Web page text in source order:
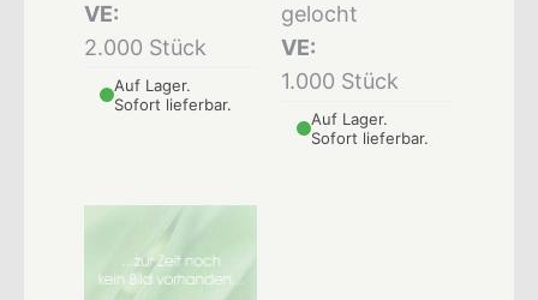
VE:
2.000 Stück
Auf Lager.
Sofort lieferbar.
gelocht
VE:
1.000 Stück
Auf Lager.
Sofort lieferbar.